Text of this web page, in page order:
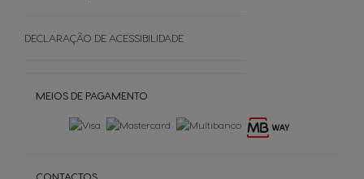
Cápsulas Castanhas
MEIOS DE PAGAMENTO
CONTACTOS
DECLARAÇÃO DE ACESSIBILIDADE